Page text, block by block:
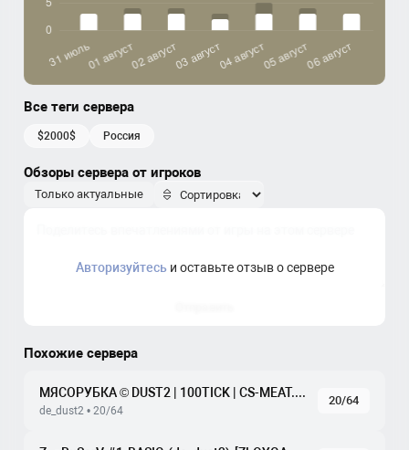
Все теги сервера
$2000$ россия
Обзоры сервера от игроков
Только актуальные
Авторизуйтесьи оставьте отзыв о сервере
Похожие сервера
МЯСОРУБКА © DUST2 | 100TICK | CS-MEAT.COM
de_dust2 • 20/64
20/64